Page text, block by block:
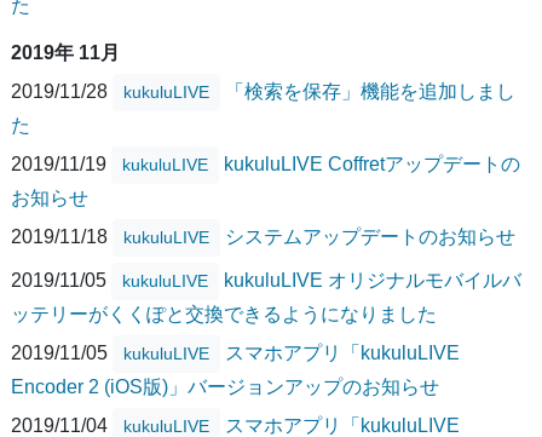
た
2019年 11月
2019/11/28
kukuluLIVE
「検索を保存」機能を追加しまし
た
2019/11/19
kukuluLIVE
kukuluLIVE Coffretアップデートの
お知らせ
2019/11/18
kukuluLIVE システムアップデートのお知らせ
2019/11/05 kukuluLIVE
kukuluLIVE オリジナルモバイルバ
ッテリーがくくぽと交換できるようになりました
2019/11/05
kukuluLIVE
スマホアプリ「kukuluLIVE
Encoder 2 (iOS版)」バージョンアップのお知らせ
2019/11/04
kukuluLIVE
スマホアプリ「kukuluLIVE